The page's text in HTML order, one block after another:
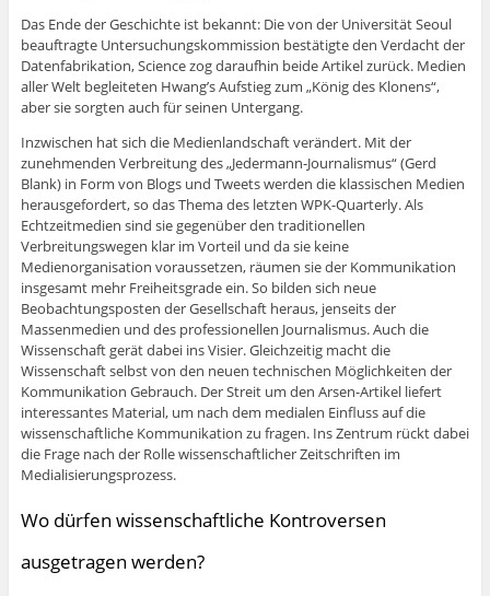
Das Ende der Geschichte ist bekannt: Die von der Universität Seoul
beauftragte Untersuchungskommission bestätigte den Verdacht der
Datenfabrikation, Science zog daraufhin beide Artikel zurück. Medien
aller Welt begleiteten Hwang’s Aufstieg zum „König des Klonens“,
aber sie sorgten auch für seinen Untergang.
Inzwischen hat sich die Medienlandschaft verändert. Mit der
zunehmenden Verbreitung des „Jedermann-Journalismus“ (Gerd
Blank) in Form von Blogs und Tweets werden die klassischen Medien
herausgefordert, so das Thema des letzten WPK-Quarterly. Als
Echtzeitmedien sind sie gegenüber den traditionellen
Verbreitungswegen klar im Vorteil und da sie keine
Medienorganisation voraussetzen, räumen sie der Kommunikation
insgesamt mehr Freiheitsgrade ein. So bilden sich neue
Beobachtungsposten der Gesellschaft heraus, jenseits der
Massenmedien und des professionellen Journalismus. Auch die
Wissenschaft gerät dabei ins Visier. Gleichzeitig macht die
Wissenschaft selbst von den neuen technischen Möglichkeiten der
Kommunikation Gebrauch. Der Streit um den Arsen-Artikel liefert
interessantes Material, um nach dem medialen Einfluss auf die
wissenschaftliche Kommunikation zu fragen. Ins Zentrum rückt dabei
die Frage nach der Rolle wissenschaftlicher Zeitschriften im
Medialisierungsprozess.
Wo dürfen wissenschaftliche Kontroversen
ausgetragen werden?